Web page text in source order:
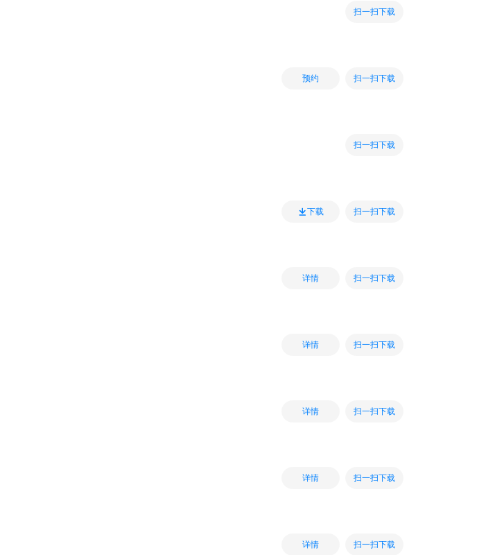
扫一扫下载
预约 扫一扫下载
扫一扫下载
下载 扫一扫下载
详情 扫一扫下载
详情 扫一扫下载
详情 扫一扫下载
详情 扫一扫下载
详情 扫一扫下载